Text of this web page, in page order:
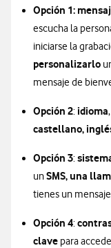
Opción 1:
escucha la
iniciarse la
personalizarlo
mensaje de
Opción 2: idioma
castellano,
Opción 3:
unSMS, una
tienes un
Opción 4:
clave para